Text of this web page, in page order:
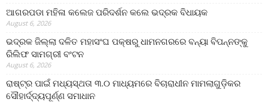
ଆଗରପଡା ମହିଳା କଲେଜ ପରିଦର୍ଶନ କଲେ ଭଦ୍ରକ ବିଧାୟକ
August 6, 2026
ଭଦ୍ରକ ଜିଲ୍ଲା ଦଳିତ ମହାସଂଘ ପକ୍ଷରୁ ଧାମନଗରରେ ବନ୍ୟା ବିପନ୍ନଙ୍କୁ
ରିଲିଫ ସାମଗ୍ରୀ ବଂଟନ
August 6, 2026
ରାଷ୍ଟ୍ର ପାଇଁ ମଧ୍ୟସ୍ଥତା ୩.୦ ମାଧ୍ୟମରେ ବିଚାରାଧୀନ ମାମଲାଗୁଡ଼ିକର
ସୌହାର୍ଦ୍ଦ୍ୟପୂର୍ଣ୍ଣ ସମାଧାନ